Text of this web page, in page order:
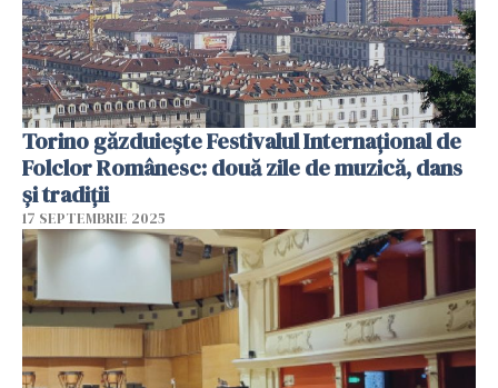
Torino găzduiește Festivalul Internațional de
Folclor Românesc: două zile de muzică, dans
și tradiții
17 SEPTEMBRIE 2025